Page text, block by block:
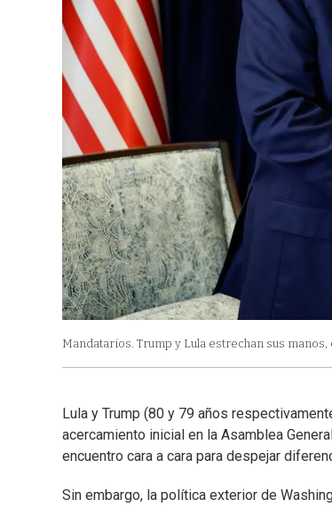
Mandatarios. Trump y Lula estrechan sus
Lula y Trump (80 y 79 años
acercamiento inicial en la Asamblea
encuentro cara a cara para despejar
Sin embargo, la política exterior de